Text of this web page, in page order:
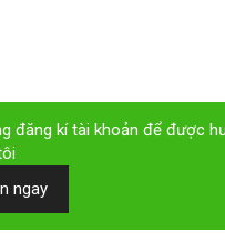
đăng kí tài khoản để được
ngay